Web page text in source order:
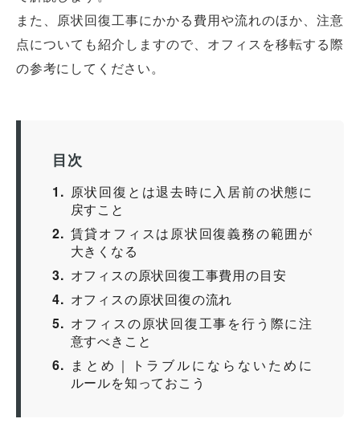
また、原状回復工事にかかる費用や流れのほか、注意
点についても紹介しますので、オフィスを移転する際
の参考にしてください。
目次
1
原状回復とは退去時に入居前の状態に
戻すこと
2
賃貸オフィスは原状回復義務の範囲が
大きくなる
3
オフィスの原状回復工事費用の目安
4
オフィスの原状回復の流れ
5
オフィスの原状回復工事を行う際に注
意すべきこと
6
まとめ｜トラブルにならないために
ルールを知っておこう